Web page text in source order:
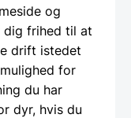
og
dig frihed til at
drift istedet
for
du har
dyr, hvis du